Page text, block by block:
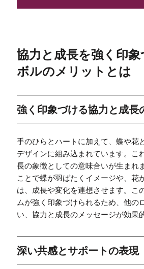
協力と成長を強く印
ボルのメリットとは
強く印象づける協力と成長
手のひらとハートに加えて、蝶や花
デザインに組み込まれています。こ
長の象徴としての意味合いが生まれ
ことで蝶が羽ばたくイメージや、花
は、成長や変化を連想させます。こ
ムが強く印象づけられるため、他の
い、協力と成長のメッセージが効果
深い共感とサポートの表現